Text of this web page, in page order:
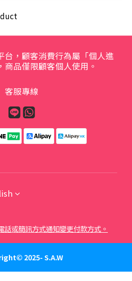
台，顧客消費行為屬「個人進
商品僅限顧客個人使用。
客服專線
話或簡訊方式通知變更付款方式。
2025- S.A.W